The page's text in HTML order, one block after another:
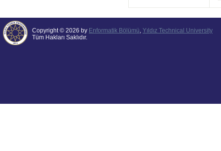
Copyright © 2026 by Enformatik Bölümü, Yıldız Technical University
Tüm Hakları Saklıdır.